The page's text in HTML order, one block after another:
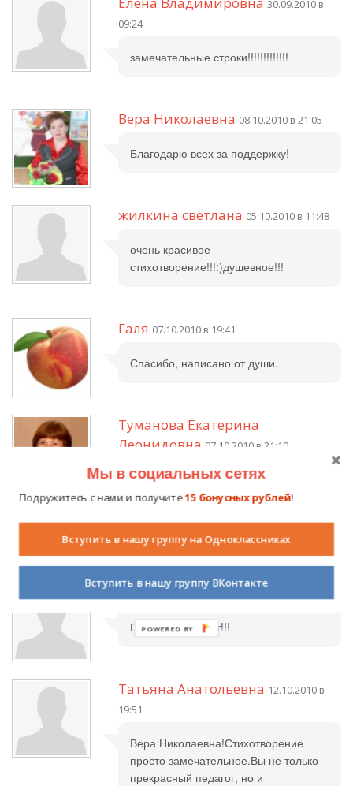
30.09.2010 в
09:24
замечательные строки!!!!!!!!!!!!!
Вера Николаевна 08.10.2010 в 21:05
Благодарю всех за поддержку!
жилкина светлана 05.10.2010 в 11:48
очень красивое
стихотворение!!!:)душевное!!!
Галя 07.10.2010 в 19:41
Спасибо, написано от души.
Туманова Екатерина
Леонидовна 07.10.2010 в 21:10
Вера Николаевна, желаю терпения и
удачи на конкурсе. Очень приятно
Илюшин Виталк
Пушкин отдыхает!!!
Татьяна Анатольевна 12.10.2010 в
19:51
Вера Николаевна!Стихотворение
просто замечательное.Вы не только
прекрасный педагог, но и
Мы в социальных сетях
Подружитесь с нами и получите15 бонусных рублей!
Вступить в нашу группу на Одноклассниках
Вступить в нашу группу ВКонтакте